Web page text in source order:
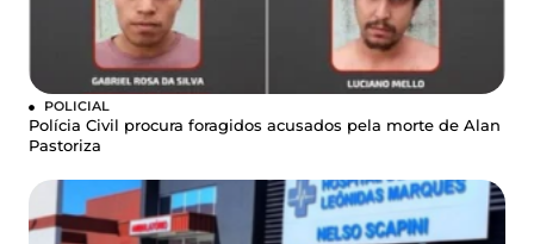
POLICIAL
Polícia Civil procura foragidos acusados pela morte de Alan
Pastoriza